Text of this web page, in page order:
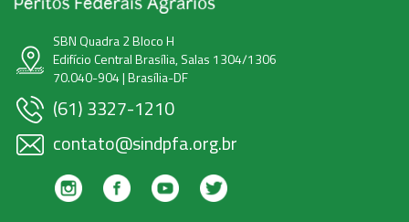
SBN Quadra 2 Bloco H
Edifício Central Brasília, Salas 1304/1306
70.040-904 | Brasília-DF
(61) 3327-1210
contato@sindpfa.org.br